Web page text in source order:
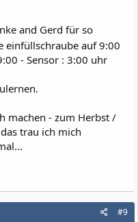
and Gerd für so
einfüllschraube auf 9:00
- Sensor : 3:00 uhr
machen - zum Herbst /
trau ich mich
#9